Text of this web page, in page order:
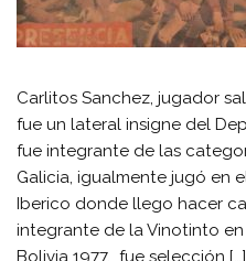
Carlitos Sanchez, jugador
fue un lateral insigne del
fue integrante de las
Galicia, igualmente jugó en
Iberico donde llego hacer
integrante de la Vinotinto
Bolivia 1977, fue selección […]